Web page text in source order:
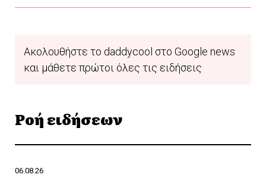
Ακολουθήστε το daddycool στο Google news
και μάθετε πρώτοι όλες τις ειδήσεις
Ροή ειδήσεων
06.08.26